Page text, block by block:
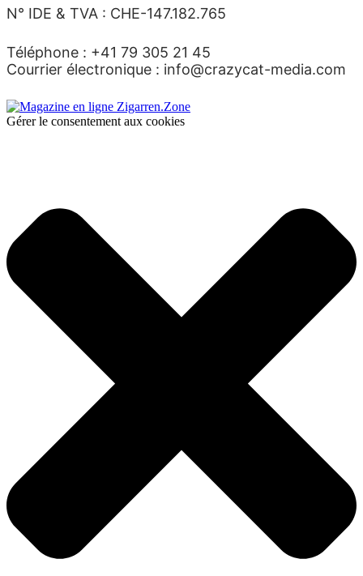
N° IDE & TVA : CHE-147.182.765
Téléphone : +41 79 305 21 45
Courrier électronique : info@crazycat-media.com
Gérer le consentement aux cookies